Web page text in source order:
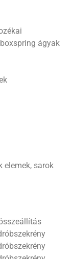
ágyak
elemek, sarok